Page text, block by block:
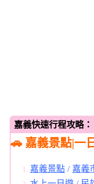
嘉義快速行程攻略：
🚗 嘉義景點|一
嘉義景點 / 嘉義